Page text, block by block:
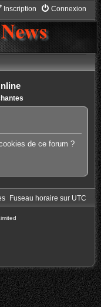
Connexion
Inscription
de ce forum ?
Fuseau horaire sur UTC